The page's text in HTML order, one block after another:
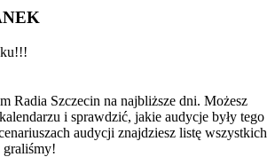
Radia Szczecin na najbliższe dni. Możesz
i sprawdzić, jakie audycje były tego
audycji znajdziesz listę wszystkich